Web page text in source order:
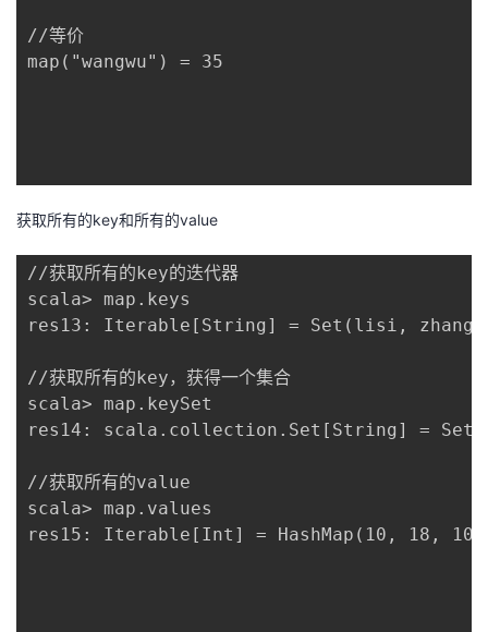
//等价
map("wangwu") = 35
获取所有的key和所有的value
//获取所有的key的迭代器
scala> map.keys
res13: Iterable[String] = Set(lisi,
//获取所有的key，获得一个集合
scala> map.keySet
res14: scala.collection.Set[String] =
//获取所有的value
scala> map.values
res15: Iterable[Int] = HashMap(10, 18,